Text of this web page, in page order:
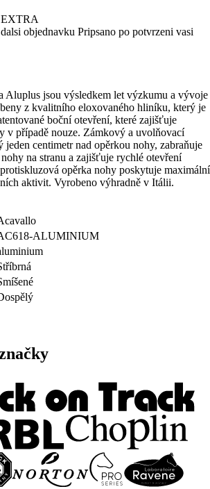
EXTRA
objednavku Pripsano po potvrzeni vasi
Aluplus jsou výsledkem let výzkumu a vývoje
z kvalitního eloxovaného hliníku, který je
boční otevření, které zajišťuje
v případě nouze. Zámkový a uvolňovací
jeden centimetr nad opěrkou nohy, zabraňuje
na stranu a zajišťuje rychlé otevření
opěrka nohy poskytuje maximální
aktivit. Vyrobeno výhradně v Itálii.
ALUMINIUM